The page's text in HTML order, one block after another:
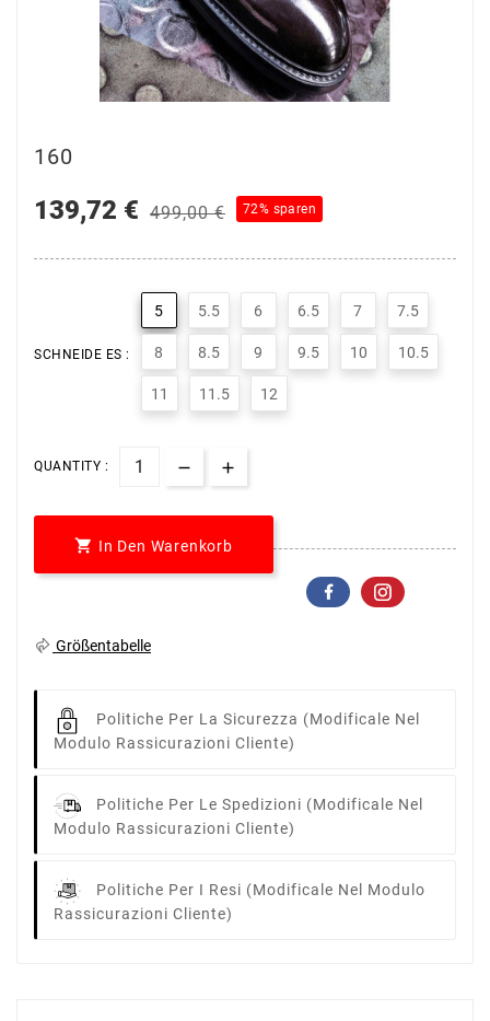
160
139,72 € 499,00 € 72% sparen
SCHNEIDE ES :
5 5.5 6 6.5 7 7.5
8 8.5 9 9.5 10 10.5
11 11.5 12
QUANTITY :
 In Den Warenkorb
Größentabelle
Politiche Per La Sicurezza (modificale Nel
Modulo Rassicurazioni Cliente)
Politiche Per Le Spedizioni (modificale Nel
Modulo Rassicurazioni Cliente)
Politiche Per I Resi (modificale Nel Modulo
Rassicurazioni Cliente)